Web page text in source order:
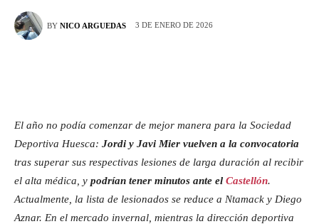
BY NICO ARGUEDAS 3 DE ENERO DE 2026
El año no podía comenzar de mejor manera para la Sociedad
Deportiva Huesca: Jordi y Javi Mier vuelven a la convocatoria
tras superar sus respectivas lesiones de larga duración al recibir
el alta médica, y podrían tener minutos ante el Castellón.
Actualmente, la lista de lesionados se reduce a Ntamack y Diego
Aznar. En el mercado invernal, mientras la dirección deportiva